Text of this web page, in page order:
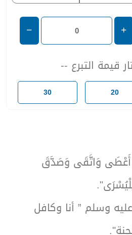
قيمة التبرع --
20
30
أَعْطَى وَاتَّقَى وَصَدَّقَ
وسلم ” أنا وكاف